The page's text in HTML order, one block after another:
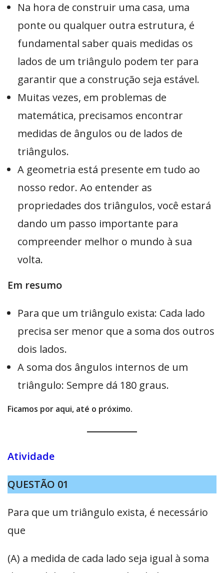
Na hora de construir uma casa, uma
ponte ou qualquer outra estrutura, é
fundamental saber quais medidas os
lados de um triângulo podem ter para
garantir que a construção seja estável.
Muitas vezes, em problemas de
matemática, precisamos encontrar
medidas de ângulos ou de lados de
triângulos.
A geometria está presente em tudo ao
nosso redor. Ao entender as
propriedades dos triângulos, você estará
dando um passo importante para
compreender melhor o mundo à sua
volta.
Em resumo
Para que um triângulo exista: Cada lado
precisa ser menor que a soma dos outros
dois lados.
A soma dos ângulos internos de um
triângulo: Sempre dá 180 graus.
Ficamos por aqui, até o próximo.
Atividade
QUESTÃO 01
Para que um triângulo exista, é necessário
que
(A) a medida de cada lado seja igual à soma